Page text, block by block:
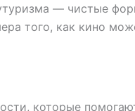
— чистые
того, как кино
которые